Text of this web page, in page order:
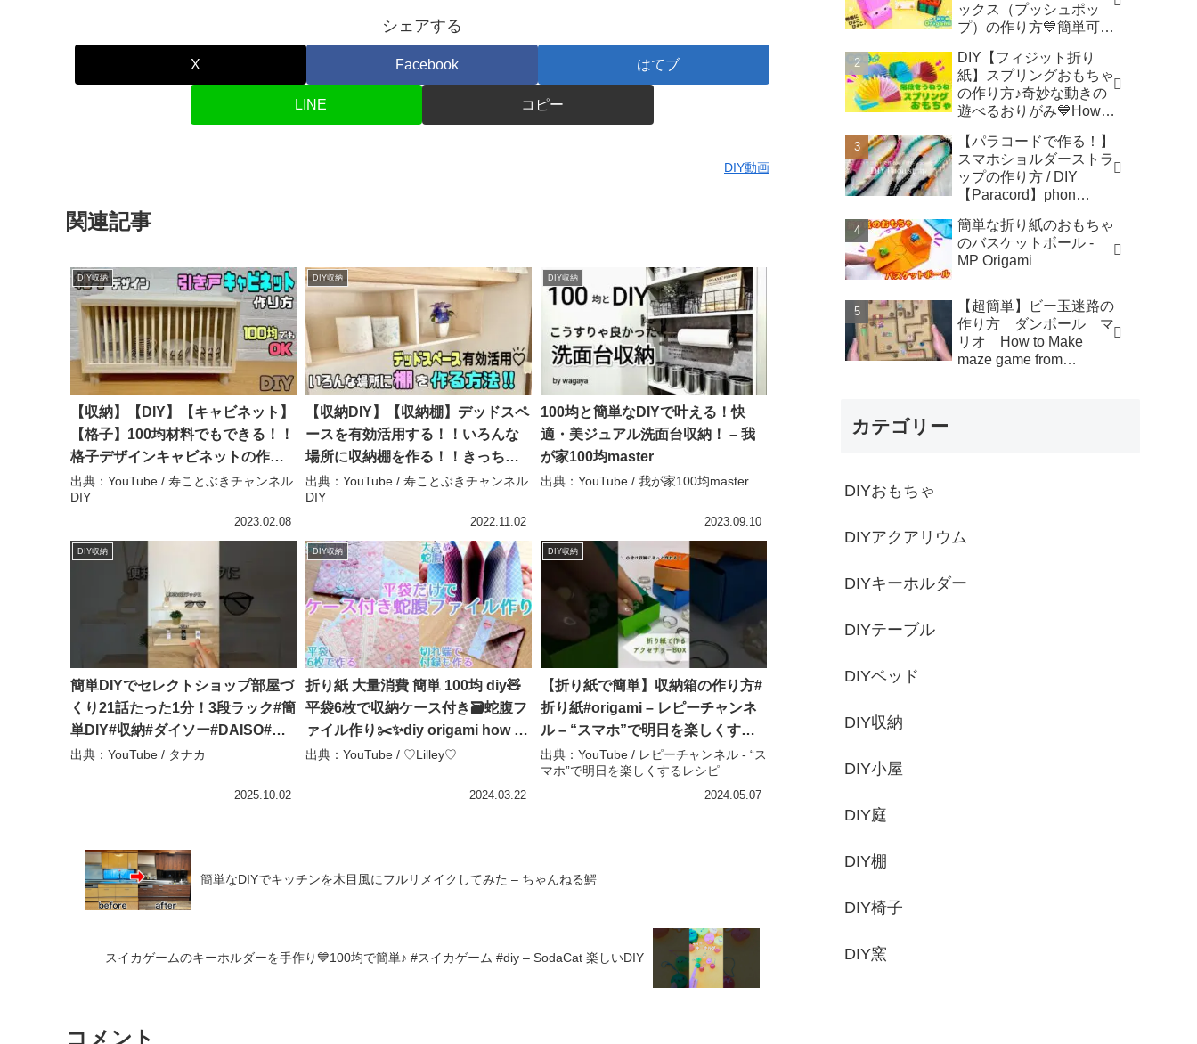
シェアする
X Facebook はてブ
LINE コピー
DIY動画
関連記事
DIY収納
【収納】【DIY】【キャビネット】
【格子】100均材料でもできる！！
格子デザインキャビネットの作り
方！！引き違い戸のポイントあ
り！！京風、和風で中の物を見せ
るオシャレ！！ガラス風引き
戸！！職人技です – 寿ことぶきチ
ャンネルDIY
出典：YouTube / 寿ことぶきチャンネル
DIY
2023.02.08
DIY収納
【収納DIY】【収納棚】デッドスペ
ースを有効活用する！！いろんな
場所に収納棚を作る！！きっちり
サイズの棚の入れ方のポイントあ
り【デッドスペース】#収納#収納
棚#diy #簡単diy #100均diy – 寿こ
とぶきチャンネルDIY
出典：YouTube / 寿ことぶきチャンネル
DIY
2022.11.02
DIY収納
100均と簡単なDIYで叶える！快
適・美ジュアル洗面台収納！ – 我
が家100均master
出典：YouTube / 我が家100均master
2023.09.10
DIY収納
簡単DIYでセレクトショップ部屋づ
くり21話たった1分！3段ラック#簡
単DIY#収納#ダイソー#DAISO#賃
貸DIY#便利グッズ#DIY#無機質#モ
出典：YouTube / タナカ
2025.10.02
DIY収納
折り紙 大量消費 簡単 100均 diy🧸
平袋6枚で収納ケース付き🗃️蛇腹フ
ァイル作り✂️✨diy origami how to
make easy handmade –
出典：YouTube / ♡Lilley♡
2024.03.22
DIY収納
【折り紙で簡単】収納箱の作り方#
折り紙#origami – レピーチャンネ
ル – “スマホ”で明日を楽しくする
レシピ
出典：YouTube / レピーチャンネル - “ス
マホ”で明日を楽しくするレシピ
2024.05.07
簡単なDIYでキッチンを木目風にフルリメイクしてみた – ちゃんねる鰐
スイカゲームのキーホルダーを手作り💙100均で簡単♪ #スイカゲーム #diy – SodaCat 楽しいDIY
コメント
ックス（プッシュポッ
プ）の作り方💙簡単可愛
made from origami (Pop-
it) 종이 접기로 만드는 팝
잇 - SodaCatOrigami 楽
しい折り紙♪
DIY【フィジット折り
紙】スプリングおもちゃ
の作り方♪奇妙な動きの
遊べるおりがみ💙How to
Origami -
SodaCatOrigami 楽しい
折り紙♪
【パラコードで作る！】
スマホショルダーストラ
ップの作り方 / DIY
【Paracord】phon
Macrame traveler Hikaru
簡単な折り紙のおもちゃ
のバスケットボール -
MP Origami
【超簡単】ビー玉迷路の
作り方 ダンボール マ
リオ How to Make
maze game from
カテゴリー
DIYおもちゃ
DIYアクアリウム
DIYキーホルダー
DIYテーブル
DIYベッド
DIY収納
DIY小屋
DIY庭
DIY棚
DIY椅子
DIY窯